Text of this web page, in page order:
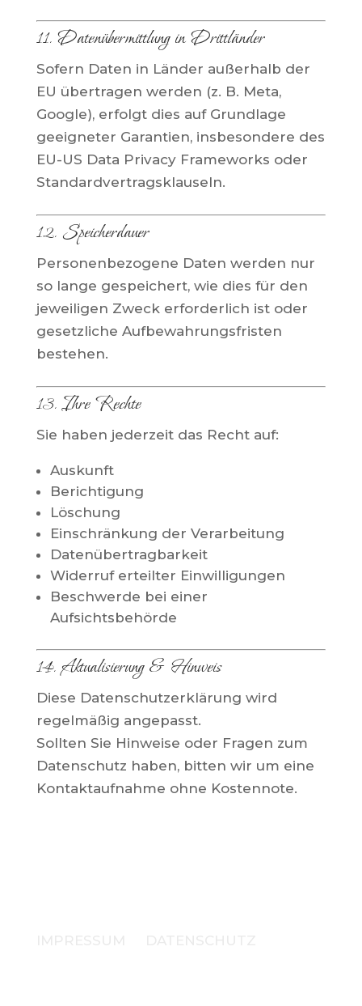
11. Datenübermittlung in Drittländer
Sofern Daten in Länder außerhalb der
EU übertragen werden (z. B. Meta,
Google), erfolgt dies auf Grundlage
geeigneter Garantien, insbesondere des
EU-US Data Privacy Frameworks oder
Standardvertragsklauseln.
12. Speicherdauer
Personenbezogene Daten werden nur
so lange gespeichert, wie dies für den
jeweiligen Zweck erforderlich ist oder
gesetzliche Aufbewahrungsfristen
bestehen.
13. Ihre Rechte
Sie haben jederzeit das Recht auf:
Auskunft
Berichtigung
Löschung
Einschränkung der Verarbeitung
Datenübertragbarkeit
Widerruf erteilter Einwilligungen
Beschwerde bei einer
Aufsichtsbehörde
14. Aktualisierung & Hinweis
Diese Datenschutzerklärung wird
regelmäßig angepasst.
Sollten Sie Hinweise oder Fragen zum
Datenschutz haben, bitten wir um eine
Kontaktaufnahme ohne Kostennote.